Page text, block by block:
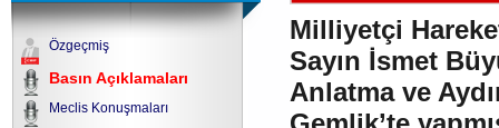
Özgeçmiş
Basın Açıklamaları
Meclis Konuşmaları
Milliyetçi
Sayın İsmet
Anlatma ve